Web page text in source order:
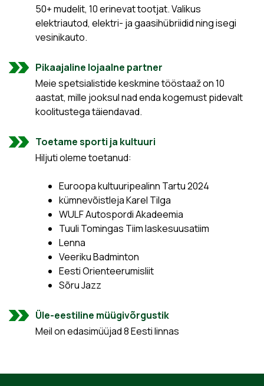
50+ mudelit, 10 erinevat tootjat. Valikus
elektriautod, elektri- ja gaasihübriidid ning isegi
vesinikauto.
Pikaajaline lojaalne partner
Meie spetsialistide keskmine tööstaaž on 10
aastat, mille jooksul nad enda kogemust pidevalt
koolitustega täiendavad.
Toetame sporti ja kultuuri
Hiljuti oleme toetanud:
Euroopa kultuuripealinn Tartu 2024
kümnevõistleja Karel Tilga
WULF Autospordi Akadeemia
Tuuli Tomingas Tiim laskesuusatiim
Lenna
Veeriku Badminton
Eesti Orienteerumisliit
Sõru Jazz
Üle-eestiline müügivõrgustik
Meil on edasimüüjad 8 Eesti linnas